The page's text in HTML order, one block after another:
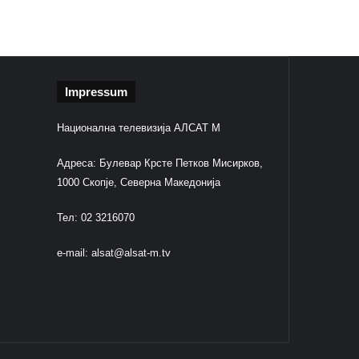
Impressum
Национална телевизија АЛСАТ М
Адреса: Булевар Крсте Петков Мисирков,
1000 Скопје, Северна Македонија
Тел: 02 3216070
e-mail: alsat@alsat-m.tv